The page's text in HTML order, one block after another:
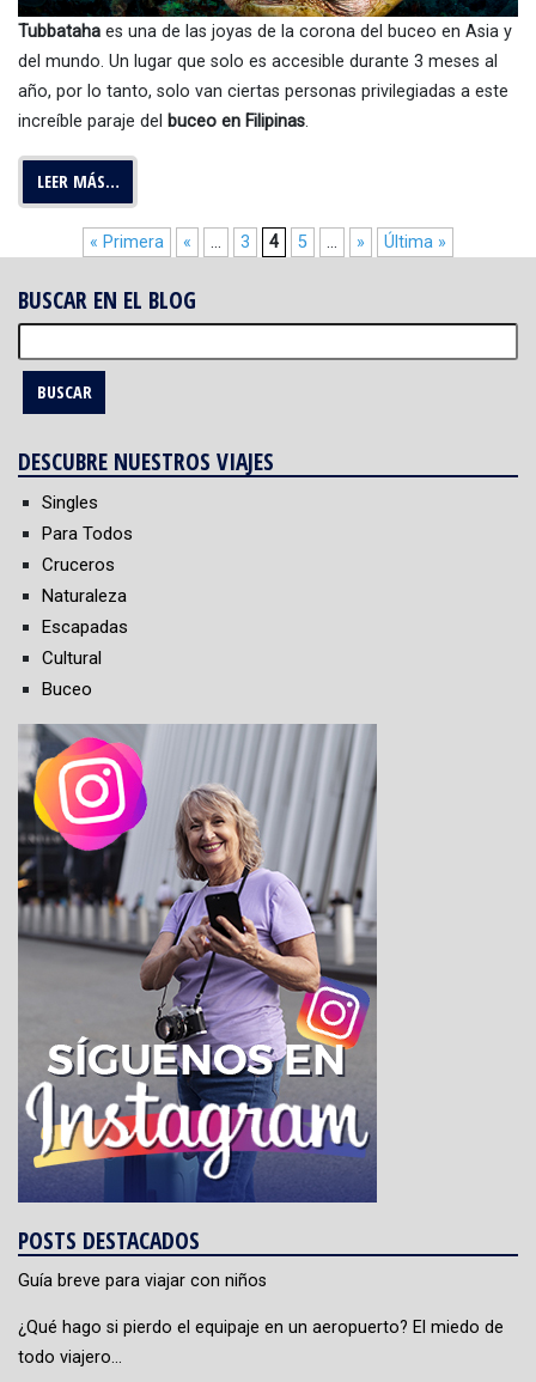
Tubbataha es una de las joyas de la corona del buceo en Asia y
del mundo. Un lugar que solo es accesible durante 3 meses al
año, por lo tanto, solo van ciertas personas privilegiadas a este
increíble paraje del buceo en Filipinas.
LEER MÁS…
« Primera « ... 3 4 5 ... » Última »
BUSCAR EN EL BLOG
DESCUBRE NUESTROS VIAJES
Singles
Para Todos
Cruceros
Naturaleza
Escapadas
Cultural
Buceo
POSTS DESTACADOS
Guía breve para viajar con niños
¿Qué hago si pierdo el equipaje en un aeropuerto? El miedo de
todo viajero…